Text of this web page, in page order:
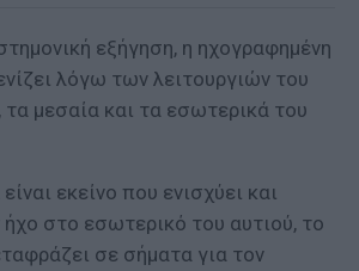
εξήγηση, η ηχογραφημένη
λόγω των λειτουργιών του
μεσαία και τα εσωτερικά του
εκείνο που ενισχύει και
ήχο στο εσωτερικό του αυτιού, το
σε σήματα για τον